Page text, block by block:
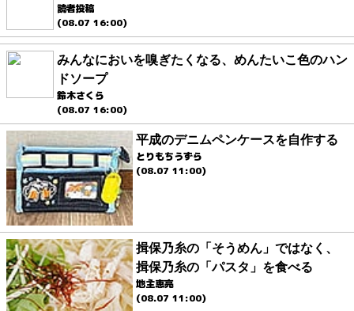
読者投稿
(08.07 16:00)
みんなにおいを嗅ぎたくなる、めんたいこ色のハン
ドソープ
鈴木さくら
(08.07 16:00)
平成のデニムペンケースを自作する
とりもちうずら
(08.07 11:00)
揖保乃糸の「そうめん」ではなく、
揖保乃糸の「パスタ」を食べる
地主恵亮
(08.07 11:00)